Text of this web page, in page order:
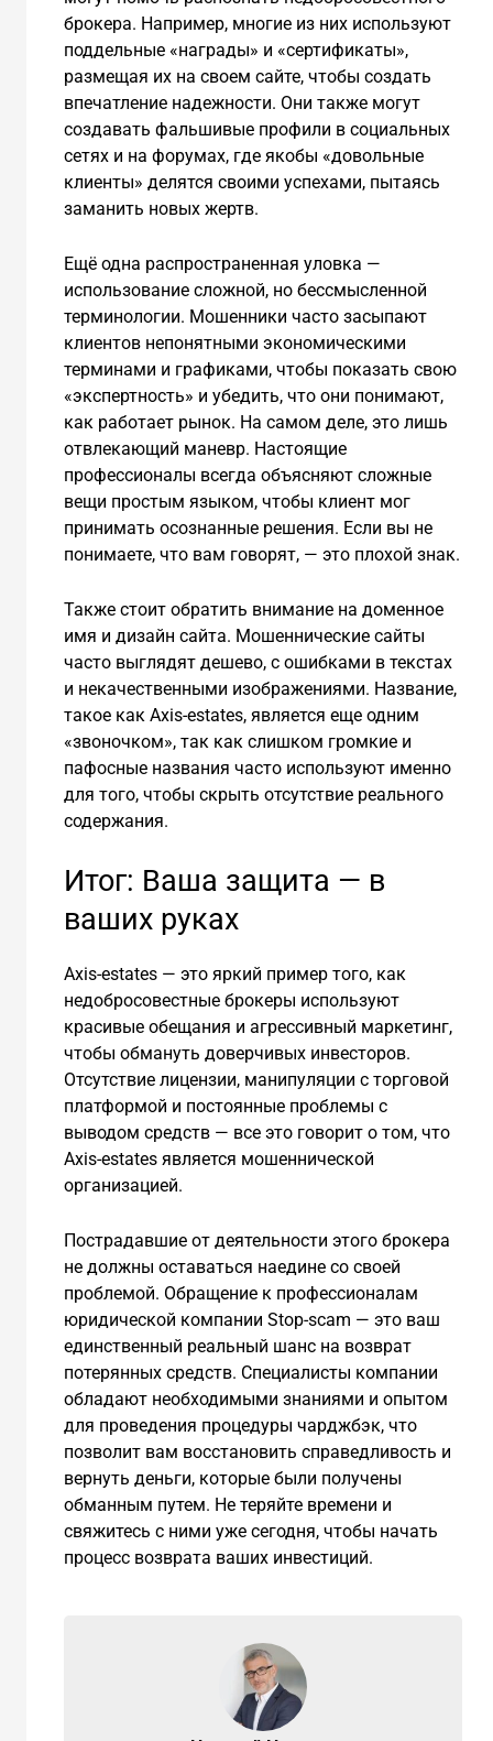
брокера. Например, многие из них используют
поддельные «награды» и «сертификаты»,
размещая их на своем сайте, чтобы создать
впечатление надежности. Они также могут
создавать фальшивые профили в социальных
сетях и на форумах, где якобы «довольные
клиенты» делятся своими успехами, пытаясь
заманить новых жертв.
Ещё одна распространенная уловка —
использование сложной, но бессмысленной
терминологии. Мошенники часто засыпают
клиентов непонятными экономическими
терминами и графиками, чтобы показать свою
«экспертность» и убедить, что они понимают,
как работает рынок. На самом деле, это лишь
отвлекающий маневр. Настоящие
профессионалы всегда объясняют сложные
вещи простым языком, чтобы клиент мог
принимать осознанные решения. Если вы не
понимаете, что вам говорят, — это плохой знак.
Также стоит обратить внимание на доменное
имя и дизайн сайта. Мошеннические сайты
часто выглядят дешево, с ошибками в текстах
и некачественными изображениями. Название,
такое как Axis-estates, является еще одним
«звоночком», так как слишком громкие и
пафосные названия часто используют именно
для того, чтобы скрыть отсутствие реального
содержания.
Итог: Ваша защита — в
ваших руках
Axis-estates — это яркий пример того, как
недобросовестные брокеры используют
красивые обещания и агрессивный маркетинг,
чтобы обмануть доверчивых инвесторов.
Отсутствие лицензии, манипуляции с торговой
платформой и постоянные проблемы с
выводом средств — все это говорит о том, что
Axis-estates является мошеннической
организацией.
Пострадавшие от деятельности этого брокера
не должны оставаться наедине со своей
проблемой. Обращение к профессионалам
юридической компании Stop-scam — это ваш
единственный реальный шанс на возврат
потерянных средств. Специалисты компании
обладают необходимыми знаниями и опытом
для проведения процедуры чарджбэк, что
позволит вам восстановить справедливость и
вернуть деньги, которые были получены
обманным путем. Не теряйте времени и
свяжитесь с ними уже сегодня, чтобы начать
процесс возврата ваших инвестиций.